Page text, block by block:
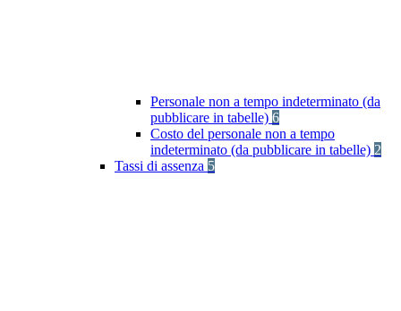
Personale non a tempo indeterminato (da
pubblicare in tabelle) 6
Costo del personale non a tempo
indeterminato (da pubblicare in tabelle) 2
Tassi di assenza 5